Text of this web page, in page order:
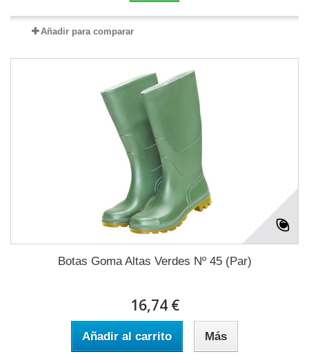
Añadir para comparar
Botas Goma Altas Verdes Nº 45 (Par)
16,74 €
Añadir al carrito Más